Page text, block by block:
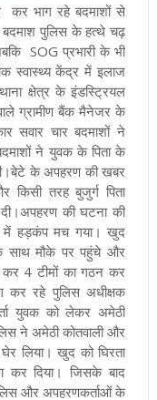
कर भाग रहे बदमाशों से
पुलिस के हत्थे चढ़
SOG प्रभारी के भी
स्वास्थ्य केंद्र में इलाज
क्षेत्र के इंडस्ट्रियल
ग्रामीण बैंक मैनेजर के
सवार चार बदमाशों ने
ने युवक के पिता के
।बेटे के अपहरण की खबर
किसी तरह बुजुर्ग पिता
।अपहरण की घटना की
में हड़कंप मच गया। खुद
साथ मौके पर पहुंचे और
कर 4 टीमों का गठन कर
कर रहे पुलिस अधीक्षक
युवक को लेकर अमेठी
ने अमेठी कोतवाली और
लिया। खुद को घिरता
कर दिया। जिसके बाद
और अपहरणकर्ताओं के